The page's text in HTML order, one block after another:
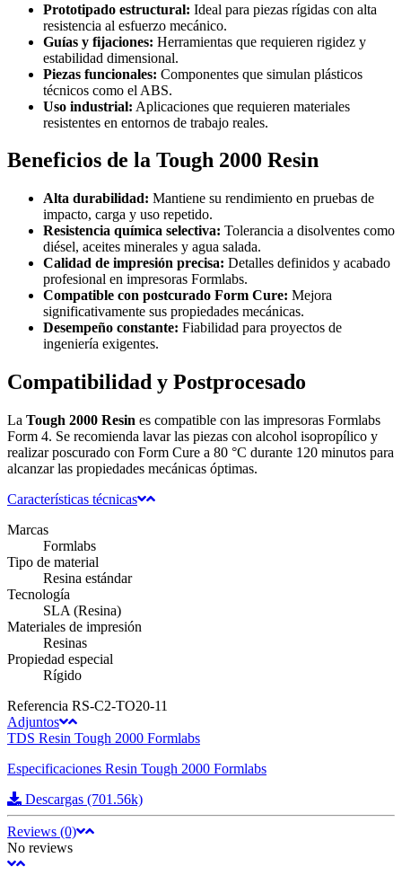
Prototipado estructural: Ideal para piezas rígidas con alta
resistencia al esfuerzo mecánico.
Guías y fijaciones: Herramientas que requieren rigidez y
estabilidad dimensional.
Piezas funcionales: Componentes que simulan plásticos
técnicos como el ABS.
Uso industrial: Aplicaciones que requieren materiales
resistentes en entornos de trabajo reales.
Beneficios de la Tough 2000 Resin
Alta durabilidad: Mantiene su rendimiento en pruebas de
impacto, carga y uso repetido.
Resistencia química selectiva: Tolerancia a disolventes como
diésel, aceites minerales y agua salada.
Calidad de impresión precisa: Detalles definidos y acabado
profesional en impresoras Formlabs.
Compatible con postcurado Form Cure: Mejora
significativamente sus propiedades mecánicas.
Desempeño constante: Fiabilidad para proyectos de
ingeniería exigentes.
Compatibilidad y Postprocesado
La Tough 2000 Resin es compatible con las impresoras Formlabs
Form 4. Se recomienda lavar las piezas con alcohol isopropílico y
realizar poscurado con Form Cure a 80 °C durante 120 minutos para
alcanzar las propiedades mecánicas óptimas.
Características técnicas
Marcas
Formlabs
Tipo de material
Resina estándar
Tecnología
SLA (Resina)
Materiales de impresión
Resinas
Propiedad especial
Rígido
Referencia RS-C2-TO20-11
Adjuntos
TDS Resin Tough 2000 Formlabs
Especificaciones Resin Tough 2000 Formlabs
Descargas (701.56k)
Reviews (0)
No reviews